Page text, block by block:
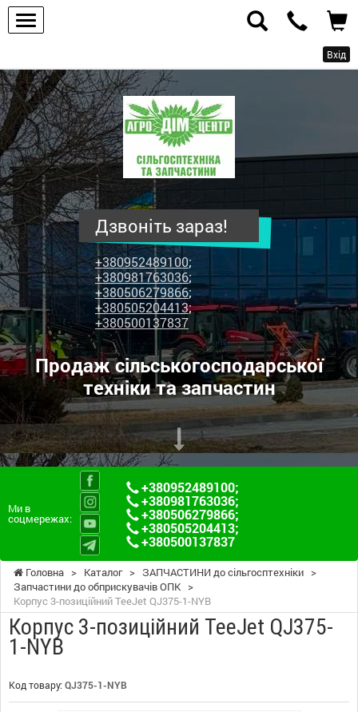
Вхід
ПП
"Агродім-
центр"
-
продаж
сільськогосподарської
техніки
та
запчастин
Дзвоніть зараз!
+380952489100;
+380981763036;
+380506279866;
+380505204413;
+380500137837
Продаж сільськогосподарської
техніки та запчастин
Ми в
соцмережах:
+380952489100;
+380981763036;
+380506279866;
+380505204413;
+380500137837
Головна > Каталог > ЗАПЧАСТИНИ до сільгосптехніки >
Запчастини до обприскувачів ОПК >
Корпус 3-позиційний TeeJet QJ375-1-NYB
Корпус 3-позиційний TeeJet QJ375-
1-NYB
Код товару: QJ375-1-NYB